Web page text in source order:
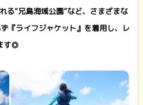
る“兄島海域公園”など、さまざまな
『ライフジャケット』を着用し、レ
す◎